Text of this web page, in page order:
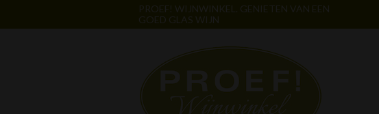
PROEF! WIJNWINKEL. GENIETEN VAN EEN
GOED GLAS WIJN